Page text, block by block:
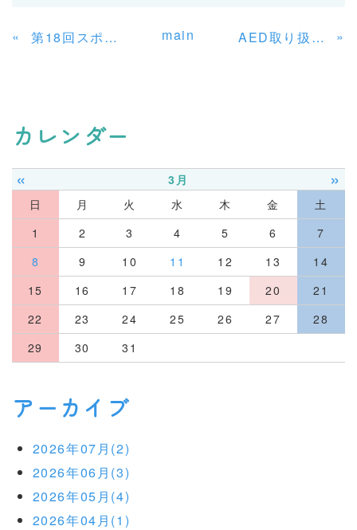
« 第18回スポーツダンスフェスティバル main AED取り扱い訓練 »
カレンダー
« 3月 »
日 月 火 水 木 金
土
1
2 3 4 5 6
7
8
9 10 11 12 13
14
15
16 17 18 19 20
21
22
23 24 25 26 27
28
29
30 31
アーカイブ
2026年07月(2)
2026年06月(3)
2026年05月(4)
2026年04月(1)